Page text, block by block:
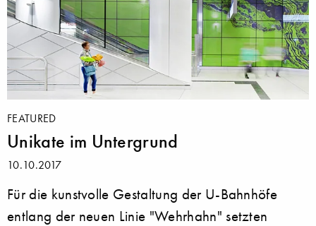
FEATURED
Unikate im Untergrund
10.10.2017
Für die kunstvolle Gestaltung der U-Bahnhöfe
entlang der neuen Linie "Wehrhahn" setzten